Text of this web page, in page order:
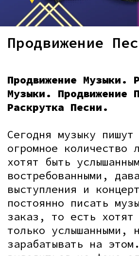
Продвижение
Продвижение Музыки.
Музыки. Продвижение
Раскрутка Песни.
Сегодня музыку
огромное количество
хотят быть
востребованными,
выступления и
постоянно писать
заказ, то есть хотят
только услышанными,
зарабатывать на